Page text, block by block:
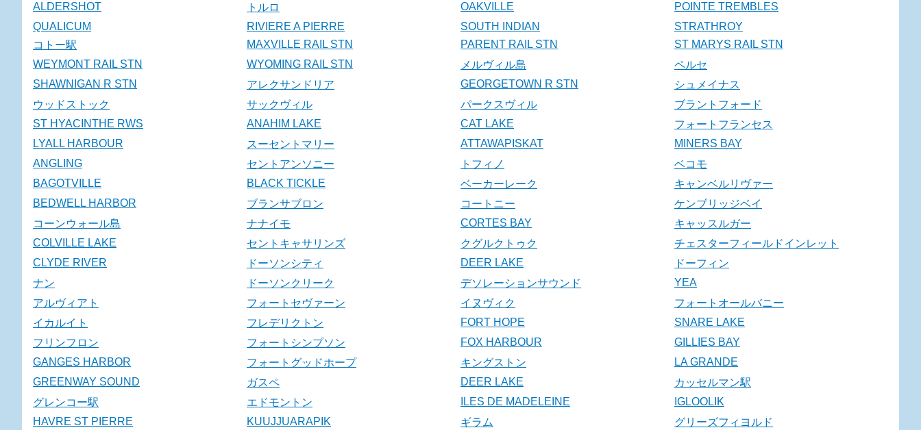
ALDERSHOT
トルロ OAKVILLE
POINTE TREMBLES
QUALICUM
RIVIERE A PIERRE SOUTH INDIAN
STRATHROY
コトー駅
MAXVILLE RAIL STN PARENT RAIL STN
ST MARYS RAIL STN
WEYMONT RAIL STN
WYOMING RAIL STN メルヴィル島
ペルセ
SHAWNIGAN R STN
アレクサンドリア GEORGETOWN R STN
シュメイナス
ウッドストック
サックヴィル パークスヴィル
ブラントフォード
ST HYACINTHE RWS
ANAHIM LAKE CAT LAKE
フォートフランセス
LYALL HARBOUR
スーセントマリー ATTAWAPISKAT
MINERS BAY
ANGLING
セントアンソニー トフィノ
ベコモ
BAGOTVILLE
BLACK TICKLE ベーカーレーク
キャンベルリヴァー
BEDWELL HARBOR
ブランサブロン コートニー
ケンブリッジベイ
コーンウォール島
ナナイモ CORTES BAY
キャッスルガー
COLVILLE LAKE
セントキャサリンズ クグルクトゥク
チェスターフィールドインレット
CLYDE RIVER
ドーソンシティ DEER LAKE
ドーフィン
ナン
ドーソンクリーク デソレーションサウンド
YEA
アルヴィアト
フォートセヴァーン イヌヴィク
フォートオールバニー
イカルイト
フレデリクトン FORT HOPE
SNARE LAKE
フリンフロン
フォートシンプソン FOX HARBOUR
GILLIES BAY
GANGES HARBOR
フォートグッドホープ キングストン
LA GRANDE
GREENWAY SOUND
ガスペ DEER LAKE
カッセルマン駅
グレンコー駅
エドモントン ILES DE MADELEINE
IGLOOLIK
HAVRE ST PIERRE
KUUJJUARAPIK ギラム
グリーズフィヨルド